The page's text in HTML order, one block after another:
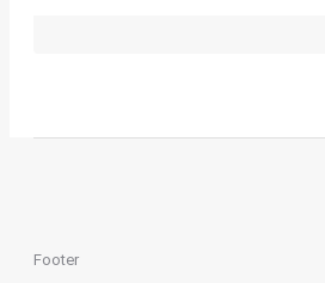
Footer